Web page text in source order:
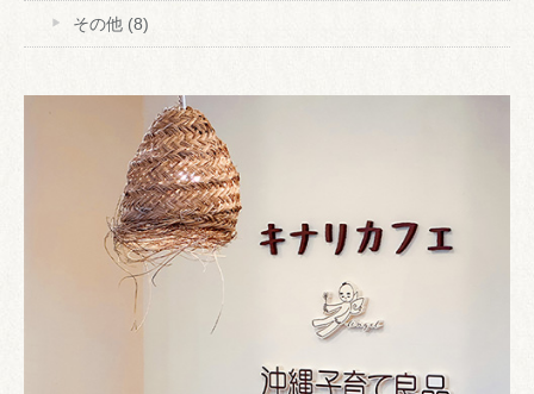
その他 (8)